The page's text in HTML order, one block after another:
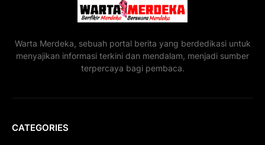
Warta Merdeka, sebuah portal berita yang berdedikasi untuk
menyajikan informasi terkini dan mendalam, menjadi sumber
terpercaya bagi pembaca.
CATEGORIES